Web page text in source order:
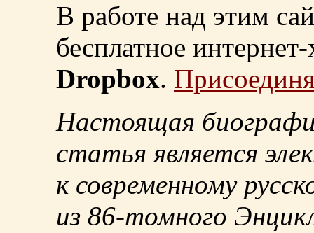
В работе над этим
бесплатное
Dropbox.
Настоящая
статья является
к современному
из 86-томного